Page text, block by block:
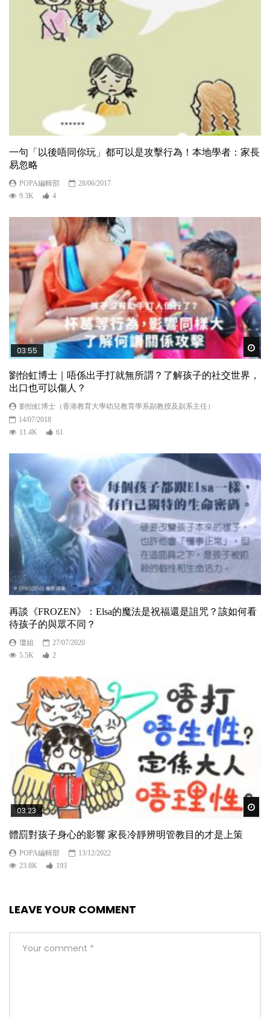
一句「以後唔同你玩」都可以是攻擊行為！本地學者：家長
易忽略
POPA編輯部
28/06/2017
9.3K
4
03:55
劉怡虹博士｜唔係出手打就無所謂？了解孩子的社交世界，
出口也可以傷人？
劉怡虹博士（香港教育大學幼兒教育學系副教授及副系主任）
14/07/2018
11.4K
61
再談《FROZEN》：Elsa的魔法是祝福還是詛咒？該如何看
待孩子的與眾不同？
瓊姐
27/07/2020
5.5K
2
03:23
體罰對孩子身心的影響 家長冷靜辨明管教目的才是上策
POPA編輯部
13/12/2022
23.8K
193
LEAVE YOUR COMMENT